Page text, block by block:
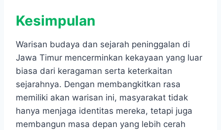
Kesimpulan
​Warisan budaya dan sejarah peninggalan di
Jawa Timur mencerminkan kekayaan yang luar
biasa dari keragaman serta keterkaitan
sejarahnya.​ Dengan membangkitkan rasa
memiliki akan warisan ini, masyarakat tidak
hanya menjaga identitas mereka, tetapi juga
membangun masa depan yang lebih cerah